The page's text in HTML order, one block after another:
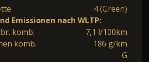
4 (Green)
Emissionen nach WLTP:
komb.
7,1 l/100km
komb.
186 g/km
G